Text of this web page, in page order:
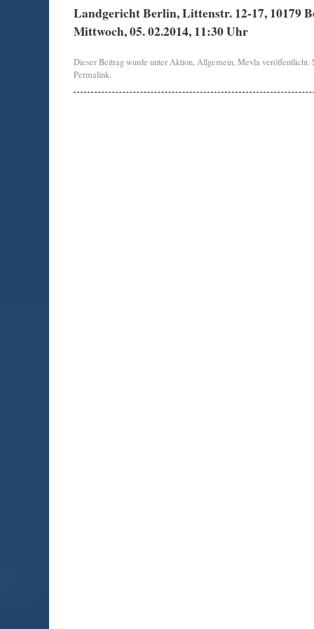
Landgericht Berlin, Littenstr. 12-17, 10179
Mittwoch, 05. 02.2014, 11:30 Uhr
Dieser Beitrag wurde unterAktion,Allgemein,Mevlaveröffentlicht.
Permalink.